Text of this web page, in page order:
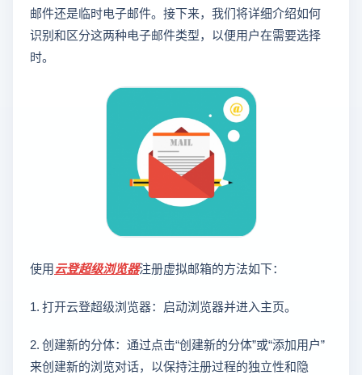
邮件还是临时电子邮件。接下来，我们将详细介绍如何
识别和区分这两种电子邮件类型，以便用户在需要选择
时。
使用云登超级浏览器注册虚拟邮箱的方法如下：
1. 打开云登超级浏览器：启动浏览器并进入主页。
2. 创建新的分体：通过点击“创建新的分体”或“添加用户”
来创建新的浏览对话，以保持注册过程的独立性和隐